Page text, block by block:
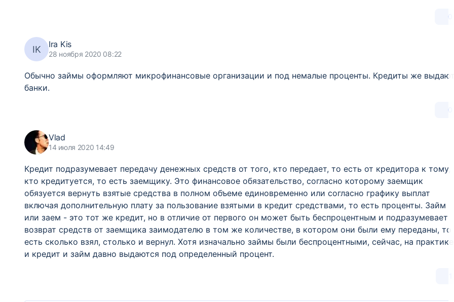
0
IK Ira Kis
28 ноября 2020 08:22
Обычно займы оформляют микрофинансовые организации и под немалые проценты. Кредиты же
банки.
0
Vlad
14 июля 2020 14:49
Кредит подразумевает передачу денежных средств от того, кто передает, то есть от кредитора к тому,
кто кредитуется, то есть заемщику. Это финансовое обязательство, согласно которому заемщик
обязуется вернуть взятые средства в полном объеме единовременно или согласно графику выплат
включая дополнительную плату за пользование взятыми в кредит средствами, то есть проценты. Займ
или заем - это тот же кредит, но в отличие от первого он может быть беспроцентным и подразумевает
возврат средств от заемщика заимодателю в том же количестве, в котором они были ему переданы, то
есть сколько взял, столько и вернул. Хотя изначально займы были беспроцентными, сейчас, на
и кредит и займ давно выдаются под определенный процент.